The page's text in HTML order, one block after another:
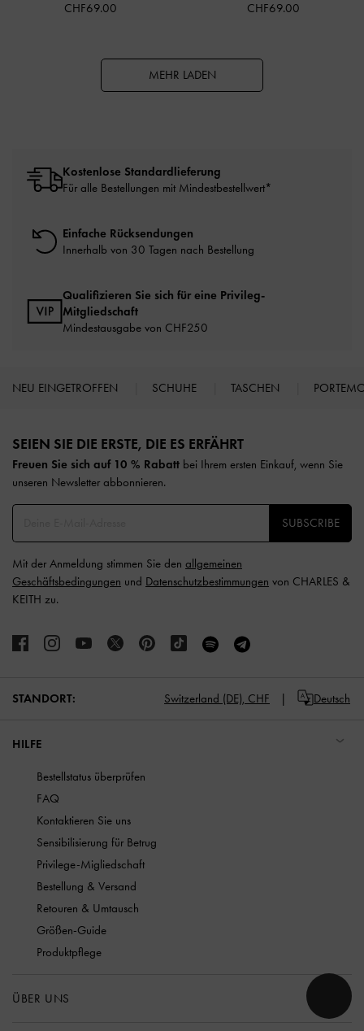
CHF69.00 CHF69.00
MEHR LADEN
Kostenlose Standardlieferung
Für alle Bestellungen mit Mindestbestellwert*
Einfache Rücksendungen
Innerhalb von 30 Tagen nach Bestellung
Qualifizieren Sie sich für eine Privileg-
Mitgliedschaft
Mindestausgabe von CHF250
NEU EINGETROFFEN SCHUHE TASCHEN
SEIEN SIE DIE ERSTE, DIE ES ERFÄHRT​
Freuen Sie sich auf 10 % Rabatt bei Ihrem ersten Einkauf, wenn Sie
unseren Newsletter abbonnieren.​
SUBSCRIBE
Mit der Anmeldung stimmen Sie den allgemeinen
Geschäftsbedingungen und Datenschutzbestimmungen von CHARLES &
KEITH zu.
STANDORT: Switzerland (DE), CHF Deutsch
HILFE
Bestellstatus überprüfen
FAQ
Kontaktieren Sie uns
Sensibilisierung für Betrug
Privilege-Migliedschaft
Bestellung & Versand
Retouren & Umtausch
Größen-Guide
Produktpflege
ÜBER UNS